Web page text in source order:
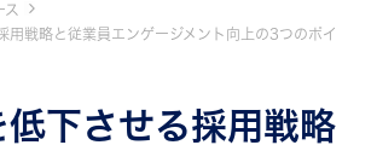
ス
用戦略と従業員エンゲージメント向上の3つのポイ
低下させる採用戦略